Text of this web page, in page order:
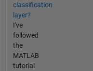
classification
layer?
I've
followed
the
MATLAB
tutorial